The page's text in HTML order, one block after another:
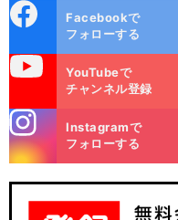
ok
Facebookで
フォローする
YouTubeで
チャンネル登録
m
Instagramで
フォローする